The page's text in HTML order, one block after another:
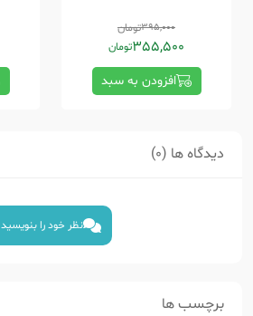
395,000تومان
355,500تومان
افزودن به سبد
دیدگاه ها (0)
نظر خود را بنویسید
برچسب ها